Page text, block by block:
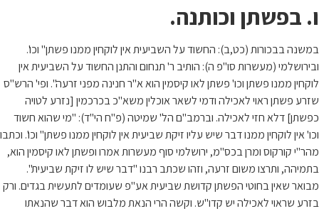
ו. בפשתן וכותנה.
במשנה בבכורות (כט,ב): החשוד על השביעית אין לוקחין ממנו פשתן" וכו'.
ובירושלמי (מעשרות סו"פ ה): הותיב ר' תנחום והתנן החשוד על השביעית אין
לוקחין ממנו פשתן וכו' פשתן לאו קיסמין הוא א"ר חנינה מפני זרעה". ופי' הרש"ס
שזרע פשתן ראוי לאכילה ודמי לשאר אוכלין משא"כ בכרכמין [נזרע לטויה
כפשתן] דלא חזי לאכילה. וברמב"ם הל' שמיטה (פ"ח הי"ד): "מי שהוא חשוד
וכו' אין לוקחין ממנו דבר שיש עליו זיקת שביעית אין לוקחין ממנו פשתן" וכו'. וכתבו
מהר"י קורקוס ומרן בכס"מ, ירושלמי סוף מעשרות אמרו ופשתן לאו קיסמין הוא,
בתמיהה, ותרצו משום זרעה, וזהו שכתב רבנו "דבר שיש לו זיקת שביעית".
מבואר שאין בחוטי הפשתן קדושת שביעית אע"פ שעומדים לתעשית בגדים. ורק
בזרע שראוי לאכילה יש קדו"ש. וקשה הרי הנאת מלבוש הוא דבר שהנאתו